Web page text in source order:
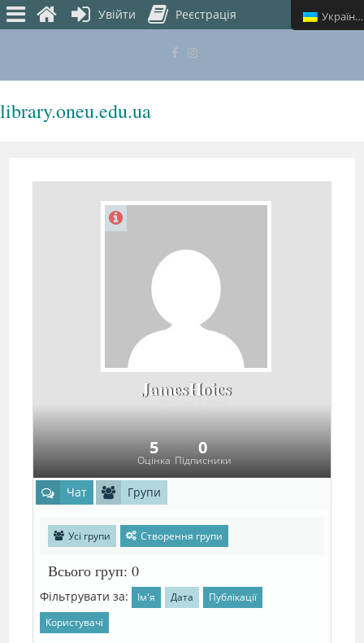
library.oneu.edu.ua
JamesHoics
Оцінка
5
Підписники
0
Чат Групи
Усі групи Створення групи
Всього груп: 0
Фільтрувати за: Ім'я Дата
Публікації
Користувачі
Увійти Реєстрація Українська